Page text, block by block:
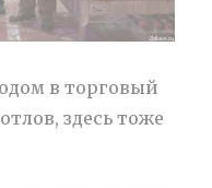
в торговый
здесь тоже